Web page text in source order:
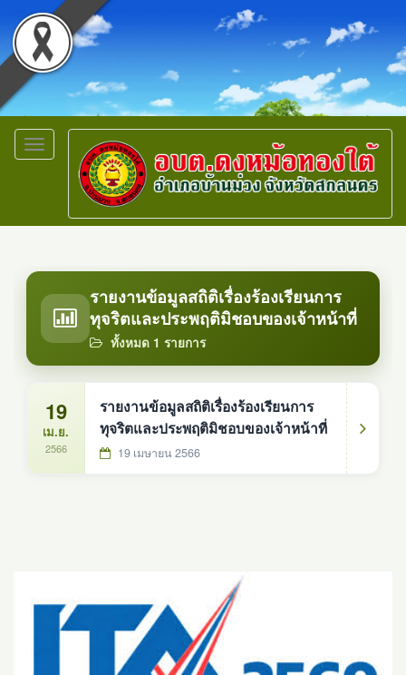
Toggle
navigation
รายงานข้อมูลสถิติเรื่องร้องเรียนการ
ทุจริตและประพฤติมิชอบของเจ้าหน้าที่
ทั้งหมด 1 รายการ
19
เม.ย.
2566
รายงานข้อมูลสถิติเรื่องร้องเรียนการ
ทุจริตและประพฤติมิชอบของเจ้าหน้าที่
19 เมษายน 2566